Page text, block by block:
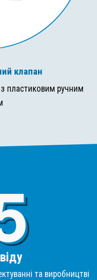
клапан
пластиковим ручним
та виробництві